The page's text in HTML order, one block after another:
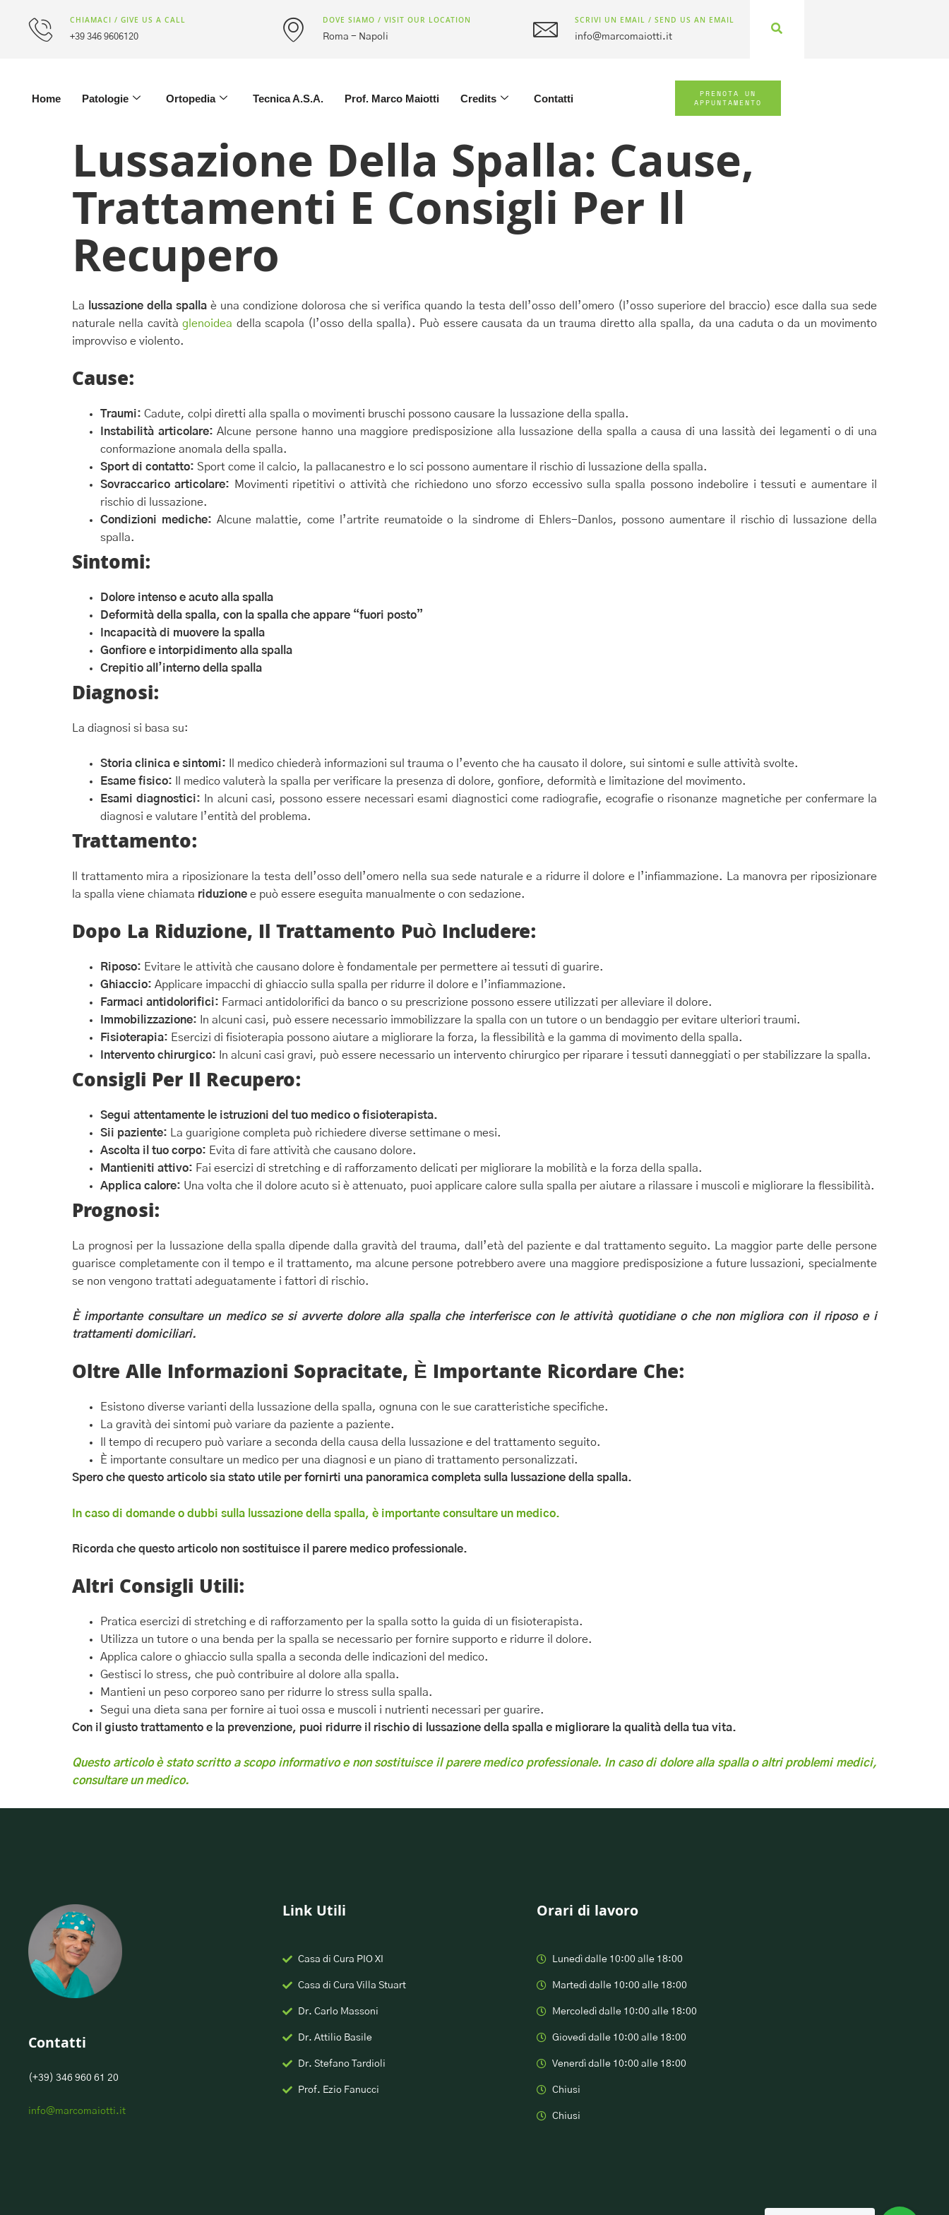
CHIAMACI / GIVE US A CALL
+39 346 9606120
DOVE SIAMO / VISIT OUR LOCATION
Roma - Napoli
SCRIVI UN EMAIL / SEND US AN EMAIL
info@marcomaiotti.it
Home Patologie Ortopedia Tecnica A.S.A. Prof. Marco Maiotti Credits Contatti
PRENOTA UN
APPUNTAMENTO
Lussazione Della Spalla: Cause,
Trattamenti E Consigli Per Il
Recupero
La lussazione della spalla è una condizione dolorosa che si verifica quando la testa dell’osso dell’omero (l’osso superiore del braccio) esce dalla sua sede
naturale nella cavitàglenoidea della scapola (l’osso della spalla). Può essere causata da un trauma diretto alla spalla, da una caduta o da un movimento
improvviso e violento.
Cause:
Traumi: Cadute, colpi diretti alla spalla o movimenti bruschi possono causare la lussazione della spalla.
Instabilità articolare: Alcune persone hanno una maggiore predisposizione alla lussazione della spalla a causa di una lassità dei legamenti o di una
conformazione anomala della spalla.
Sport di contatto: Sport come il calcio, la pallacanestro e lo sci possono aumentare il rischio di lussazione della spalla.
Sovraccarico articolare: Movimenti ripetitivi o attività che richiedono uno sforzo eccessivo sulla spalla possono indebolire i tessuti e aumentare il
rischio di lussazione.
Condizioni mediche: Alcune malattie, come l’artrite reumatoide o la sindrome di Ehlers-Danlos, possono aumentare il rischio di lussazione della
spalla.
Sintomi:
Dolore intenso e acuto alla spalla
Deformità della spalla, con la spalla che appare “fuori posto”
Incapacità di muovere la spalla
Gonfiore e intorpidimento alla spalla
Crepitio all’interno della spalla
Diagnosi:
La diagnosi si basa su:
Storia clinica e sintomi: Il medico chiederà informazioni sul trauma o l’evento che ha causato il dolore, sui sintomi e sulle attività svolte.
Esame fisico: Il medico valuterà la spalla per verificare la presenza di dolore, gonfiore, deformità e limitazione del movimento.
Esami diagnostici: In alcuni casi, possono essere necessari esami diagnostici come radiografie, ecografie o risonanze magnetiche per confermare la
diagnosi e valutare l’entità del problema.
Trattamento:
Il trattamento mira a riposizionare la testa dell’osso dell’omero nella sua sede naturale e a ridurre il dolore e l’infiammazione. La manovra per riposizionare
la spalla viene chiamata riduzione e può essere eseguita manualmente o con sedazione.
Dopo La Riduzione, Il Trattamento Può Includere:
Riposo: Evitare le attività che causano dolore è fondamentale per permettere ai tessuti di guarire.
Ghiaccio: Applicare impacchi di ghiaccio sulla spalla per ridurre il dolore e l’infiammazione.
Farmaci antidolorifici: Farmaci antidolorifici da banco o su prescrizione possono essere utilizzati per alleviare il dolore.
Immobilizzazione: In alcuni casi, può essere necessario immobilizzare la spalla con un tutore o un bendaggio per evitare ulteriori traumi.
Fisioterapia: Esercizi di fisioterapia possono aiutare a migliorare la forza, la flessibilità e la gamma di movimento della spalla.
Intervento chirurgico: In alcuni casi gravi, può essere necessario un intervento chirurgico per riparare i tessuti danneggiati o per stabilizzare la spalla.
Consigli Per Il Recupero:
Segui attentamente le istruzioni del tuo medico o fisioterapista.
Sii paziente: La guarigione completa può richiedere diverse settimane o mesi.
Ascolta il tuo corpo: Evita di fare attività che causano dolore.
Mantieniti attivo: Fai esercizi di stretching e di rafforzamento delicati per migliorare la mobilità e la forza della spalla.
Applica calore: Una volta che il dolore acuto si è attenuato, puoi applicare calore sulla spalla per aiutare a rilassare i muscoli e migliorare la flessibilità.
Prognosi:
La prognosi per la lussazione della spalla dipende dalla gravità del trauma, dall’età del paziente e dal trattamento seguito. La maggior parte delle persone
guarisce completamente con il tempo e il trattamento, ma alcune persone potrebbero avere una maggiore predisposizione a future lussazioni, specialmente
se non vengono trattati adeguatamente i fattori di rischio.
È importante consultare un medico se si avverte dolore alla spalla che interferisce con le attività quotidiane o che non migliora con il riposo e i
trattamenti domiciliari.
Oltre Alle Informazioni Sopracitate, È Importante Ricordare Che:
Esistono diverse varianti della lussazione della spalla, ognuna con le sue caratteristiche specifiche.
La gravità dei sintomi può variare da paziente a paziente.
Il tempo di recupero può variare a seconda della causa della lussazione e del trattamento seguito.
È importante consultare un medico per una diagnosi e un piano di trattamento personalizzati.
Spero che questo articolo sia stato utile per fornirti una panoramica completa sulla lussazione della spalla.
In caso di domande o dubbi sulla lussazione della spalla, è importante consultare un medico.
Ricorda che questo articolo non sostituisce il parere medico professionale.
Altri Consigli Utili:
Pratica esercizi di stretching e di rafforzamento per la spalla sotto la guida di un fisioterapista.
Utilizza un tutore o una benda per la spalla se necessario per fornire supporto e ridurre il dolore.
Applica calore o ghiaccio sulla spalla a seconda delle indicazioni del medico.
Gestisci lo stress, che può contribuire al dolore alla spalla.
Mantieni un peso corporeo sano per ridurre lo stress sulla spalla.
Segui una dieta sana per fornire ai tuoi ossa e muscoli i nutrienti necessari per guarire.
Con il giusto trattamento e la prevenzione, puoi ridurre il rischio di lussazione della spalla e migliorare la qualità della tua vita.
Questo articolo è stato scritto a scopo informativo e non sostituisce il parere medico professionale. In caso di dolore alla spalla o altri problemi medici,
consultare un medico.
Contatti
(+39) 346 960 61 20
info@marcomaiotti.it
Link Utili
Casa di Cura PIO XI
Casa di Cura Villa Stuart
Dr. Carlo Massoni
Dr. Attilio Basile
Dr. Stefano Tardioli
Prof. Ezio Fanucci
Orari di lavoro
Lunedì dalle 10:00 alle 18:00
Martedì dalle 10:00 alle 18:00
Mercoledì dalle 10:00 alle 18:00
Giovedì dalle 10:00 alle 18:00
Venerdì dalle 10:00 alle 18:00
Chiusi
Chiusi